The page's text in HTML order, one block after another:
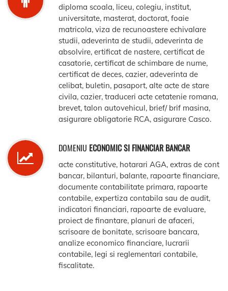
diploma scoala, liceu, colegiu, institut,
universitate, masterat, doctorat, foaie
matricola, viza de recunoastere echivalare
studii, adeverinta de studii, adeverinta de
absolvire, ertificat de nastere, certificat de
casatorie, certificat de schimbare de nume,
certificat de deces, cazier, adeverinta de
celibat, buletin, pasaport, alte acte de stare
civila, cazier, traduceri acte cetatenie romana,
brevet, talon autovehicul, brief/ brif masina,
asigurare obligatorie RCA, asigurare Casco.
DOMENIU ECONOMIC SI FINANCIAR BANCAR
acte constitutive, hotarari AGA, extras de cont
bancar, bilanturi, balante, rapoarte financiare,
documente contabilitate primara, rapoarte
contabile, expertiza contabila sau de audit,
indicatori financiari, rapoarte de evaluare,
proiect de finantare, planuri de afaceri,
scrisoare de bonitate, scrisoare bancara,
analize economico financiare, lucrarii
contabile, legi si reglementari contabile,
fiscalitate.